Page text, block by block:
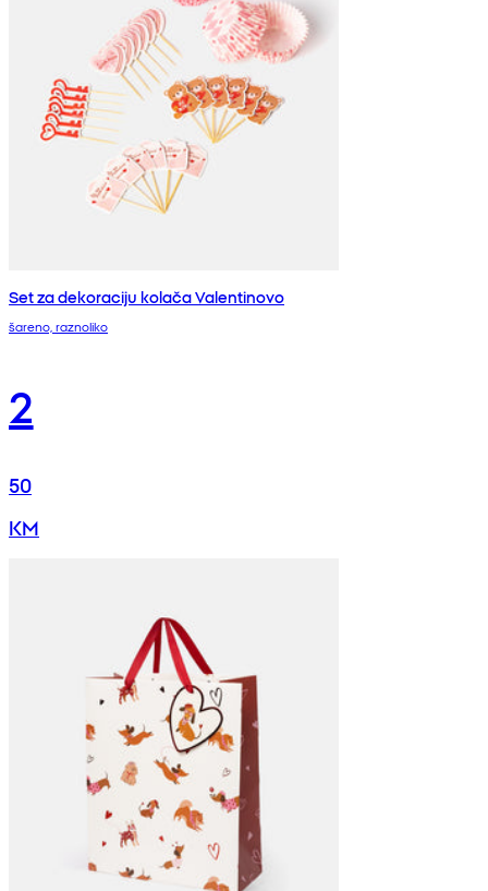
Set za dekoraciju kolača Valentinovo
šareno, raznoliko
2
50
KM